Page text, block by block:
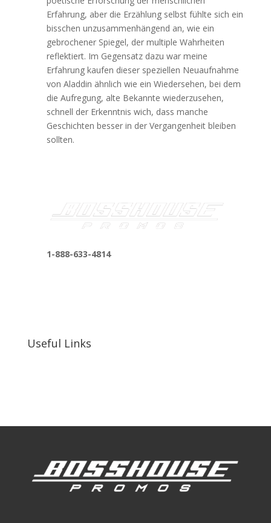
Erfahrung, aber die Erzählung selbst fühlte sich ein
bisschen unzusammenhängend an, wie ein
gebrochener Spiegel, der multiple Wahrheiten
reflektiert. Im Gegensatz dazu war meine
Erfahrung kaufen dieser speziellen Neuaufnahme
von Aladdin ähnlich wie ein Wiedersehen, bei dem
die Aufregung, alte Bekannte wiederzusehen,
schnell der Erkenntnis wich, dass manche
Geschichten besser in der Vergangenheit bleiben
sollten.
1-888-633-4814
Useful Links